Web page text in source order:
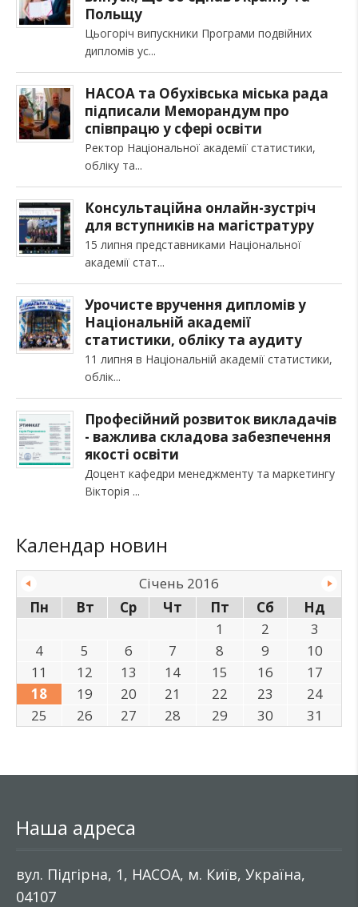
Польщу
Цьогоріч випускники Програми подвійних
дипломів ус
НАСОА та Обухівська міська рада
підписали Меморандум про
співпрацю у сфері освіти
Ректор Національної академії статистики,
обліку та
Консультаційна онлайн-зустріч
для вступників на магістратуру
15 липня представниками Національної
академії стат
Урочисте вручення дипломів у
Національній академії
статистики, обліку та аудиту
11 липня в Національній академії статистики,
облік
Професійний розвиток викладачів
- важлива складова забезпечення
якості освіти
Доцент кафедри менеджменту та маркетингу
Вікторія
Календар новин
Січень 2016
Пн
Вт Ср Чт Пт Сб
Нд
1
2
3
4
5 6 7 8 9
10
11
12 13 14 15 16
17
18
19 20 21 22 23
24
25
26 27 28 29 30 31
Наша адреса
вул. Підгірна, 1, НАСОА, м. Київ, Україна,
04107